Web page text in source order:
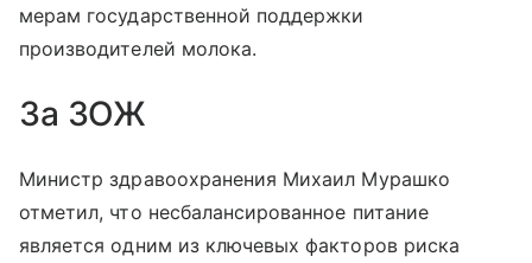
мерам государственной поддержки
производителей молока.
За ЗОЖ
Министр здравоохранения Михаил Мурашко
отметил, что несбалансированное питание
является одним из ключевых факторов риска